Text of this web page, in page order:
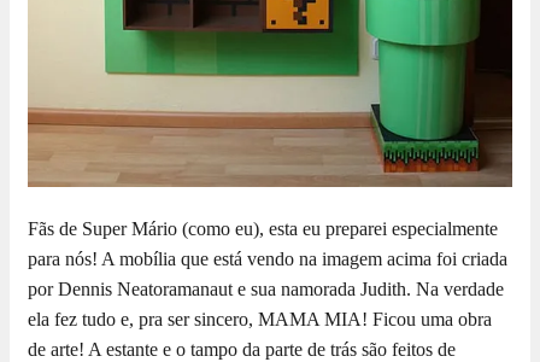
Fãs de Super Mário (como eu), esta eu preparei especialmente
para nós! A mobília que está vendo na imagem acima foi criada
por Dennis Neatoramanaut e sua namorada Judith. Na verdade
ela fez tudo e, pra ser sincero, MAMA MIA! Ficou uma obra
de arte! A estante e o tampo da parte de trás são feitos de